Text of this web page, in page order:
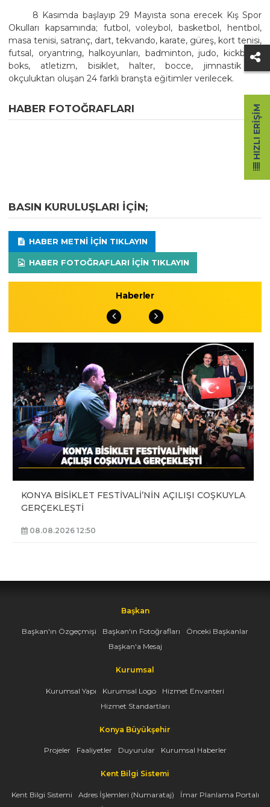
8 Kasımda başlayıp 29 Mayısta sona erecek Kış Spor
Okulları kapsamında; futbol, voleybol, basketbol, hentbol,
masa tenisi, satranç, dart, tekvando, karate, güreş, kort tenisi,
futsal, oryantring, halkoyunları, badminton, judo, kickboks,
boks, atletizm, bisiklet, halter, bocce, jimnastik ve
okçuluktan oluşan 24 farklı branşta eğitimler verilecek.
HABER FOTOĞRAFLARI
BASIN KURULUŞLARI IÇIN;
HABER METNI IÇIN TIKLAYIN
HABER FOTOĞRAFLARI IÇIN TIKLAYIN
Haberler
KONYA BİSİKLET FESTİVALİ’NİN AÇILIŞI COŞKUYLA
GERÇEKLEŞTİ
08.08.2026 12:50
Başkan
Başkan'ın Özgeçmişi Başkan'ın Fotoğrafları
Önceki Başkanlar
Başkan'a Mesaj
Kurumsal
Kurumsal Yapı Kurumsal Logo
Hizmet Envanteri
Hizmet Standartları
Konya Büyükşehir
Projeler Faaliyetler Duyurular Kurumsal Haberler
Kent Bilgi Sistemi
Kent Bilgi Sistemi Adres İşlemleri (Numarataj)
İmar Planlama Portalı
HIZLI ERIŞIM